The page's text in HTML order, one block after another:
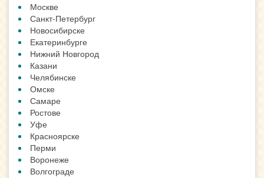
Москве
Санкт-Петербург
Новосибирске
Екатеринбурге
Нижний Новгород
Казани
Челябинске
Омске
Самаре
Ростове
Уфе
Красноярске
Перми
Воронеже
Волгограде